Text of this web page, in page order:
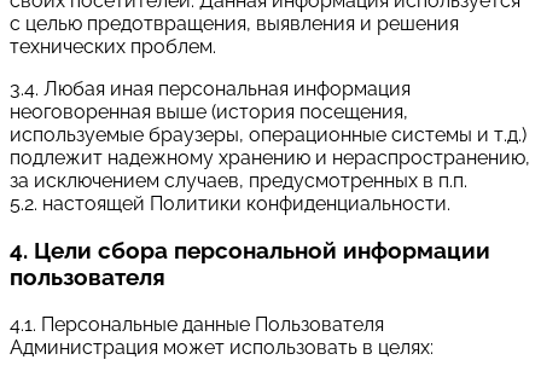
с целью предотвращения, выявления и решения
технических проблем.
3.4. Любая иная персональная информация
неоговоренная выше (история посещения,
используемые браузеры, операционные системы и т.д.)
подлежит надежному хранению и нераспространению,
за исключением случаев, предусмотренных в п.п.
5.2. настоящей Политики конфиденциальности.
4. Цели сбора персональной информации
пользователя
4.1. Персональные данные Пользователя
Администрация может использовать в целях: